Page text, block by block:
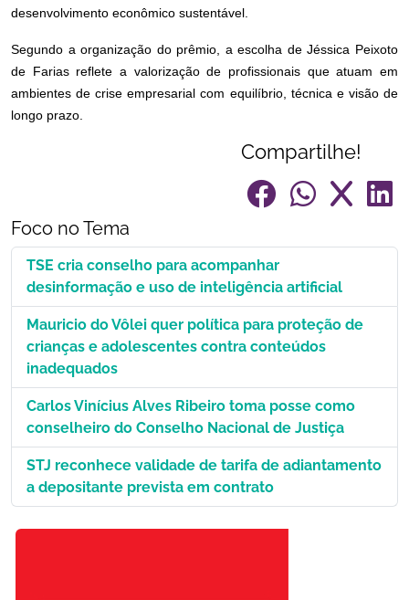
desenvolvimento econômico sustentável.
Segundo a organização do prêmio, a escolha de Jéssica Peixoto
de Farias reflete a valorização de profissionais que atuam em
ambientes de crise empresarial com equilíbrio, técnica e visão de
longo prazo.
Compartilhe!
Foco no Tema
TSE cria conselho para acompanhar
desinformação e uso de inteligência artificial
Mauricio do Vôlei quer política para proteção de
crianças e adolescentes contra conteúdos
inadequados
Carlos Vinícius Alves Ribeiro toma posse como
conselheiro do Conselho Nacional de Justiça
STJ reconhece validade de tarifa de adiantamento
a depositante prevista em contrato